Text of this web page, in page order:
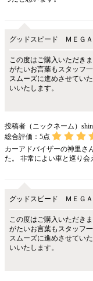
グッドスピード ＭＥＧ
この度はご購入いただき
がたいお言葉もスタッフ
スムーズに進めさせてい
いいたします。
投稿者（ニックネーム）shin
総合評価： 5点
カーアドバイザーの神里さ
た。 非常によい車と巡り会
グッドスピード ＭＥＧ
この度はご購入いただき
がたいお言葉もスタッフ
スムーズに進めさせてい
いいたします。